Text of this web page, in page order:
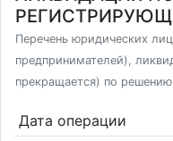
Перечень юридических
предпринимателей),
прекращается) по
Дата операции